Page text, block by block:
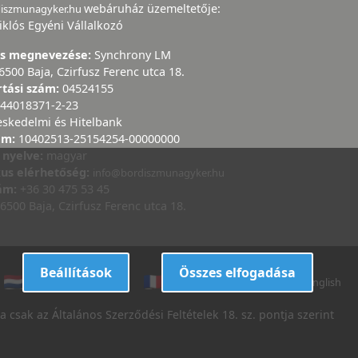
webáruház üzemeltetője:
Egyéni Vállalkozó
megnevezése: Synchrony LM
6500 Baja, Czirfusz Ferenc utca 18.
szám: 04524155
44018371-2-23
és Hitelbank
10402513-25154254-00000000
magyar
elérhetőség:
info@bordiszmunagyker.hu
+36 30 475 53 45
6500 Baja, Czirfusz Ferenc utca 18.
dutch danish french italian english
az Általános Szerződési Feltételek 18. sz. pontja szerint
Beállítások Összes elfogadása